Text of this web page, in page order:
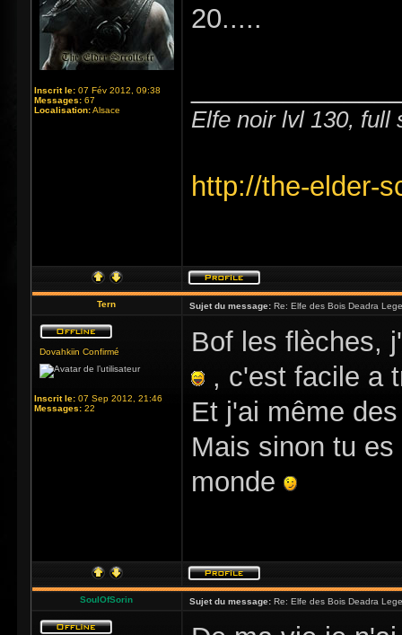
Inscrit le: 07 Fév 2012, 09:38
Messages: 67
Localisation:Alsace
20.....
Elfe noir lvl 130, full
http://the-elder-
Tern Sujet du message: Re: Elfe des Bois Deadra
Dovahkiin Confirmé
Inscrit le: 07 Sep 2012, 21:46
Messages: 22
Bof les flèches,
, c'est facile a
Et j'ai même
Mais sinon tu
monde
SoulOfSorin Sujet du message: Re: Elfe des Bois Deadra